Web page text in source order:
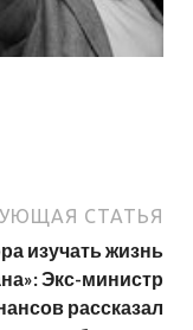
СТАТЬЯ
изучать жизнь
Экс-министр
рассказал